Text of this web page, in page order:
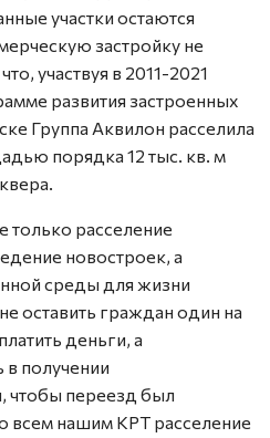
участки остаются
застройку не
участвуя в 2011-2021
развития застроенных
Группа Аквилон расселила
порядка 12 тыс. кв. м
только расселение
новостроек, а
среды для жизни
оставить граждан один на
деньги, а
получении
чтобы переезд был
всем нашим КРТ расселение